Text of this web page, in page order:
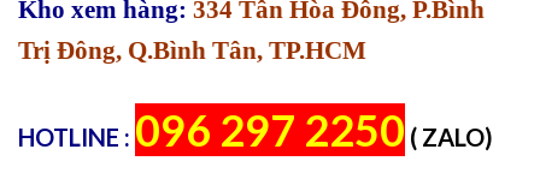
Kho xem hàng: 334 Tân Hòa Đông, P.Bình
Trị Đông, Q.Bình Tân, TP.HCM
HOTLINE : 096 297 2250 ( ZALO)